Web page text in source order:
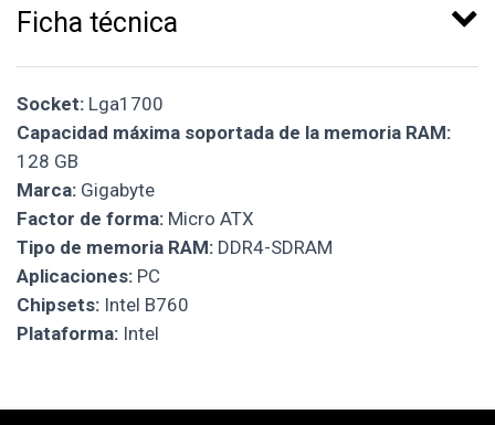
Ficha técnica
Socket: Lga1700
Capacidad máxima soportada de la memoria RAM:
128 GB
Marca: Gigabyte
Factor de forma: Micro ATX
Tipo de memoria RAM: DDR4-SDRAM
Aplicaciones: PC
Chipsets: Intel B760
Plataforma: Intel